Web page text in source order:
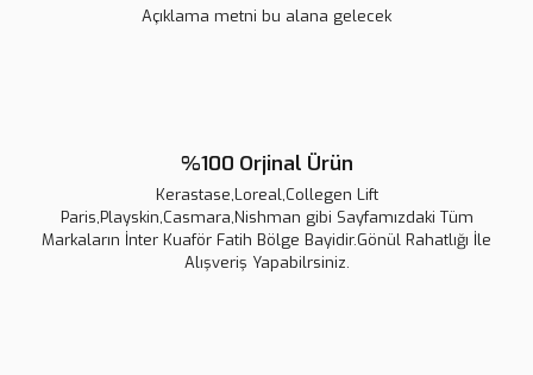
Açıklama metni bu alana gelecek
%100 Orjinal Ürün
Kerastase,Loreal,Collegen Lift
Paris,Playskin,Casmara,Nishman gibi Sayfamızdaki Tüm
Markaların İnter Kuaför Fatih Bölge Bayidir.Gönül Rahatlığı İle
Alışveriş Yapabilrsiniz.